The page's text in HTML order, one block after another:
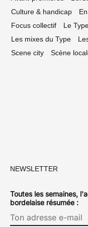
Culture & handicap
Focus collectif
Le
Les mixes du Type
Scene city
Scène
NEWSLETTER
Toutes les semaines,
bordelaise résumée :